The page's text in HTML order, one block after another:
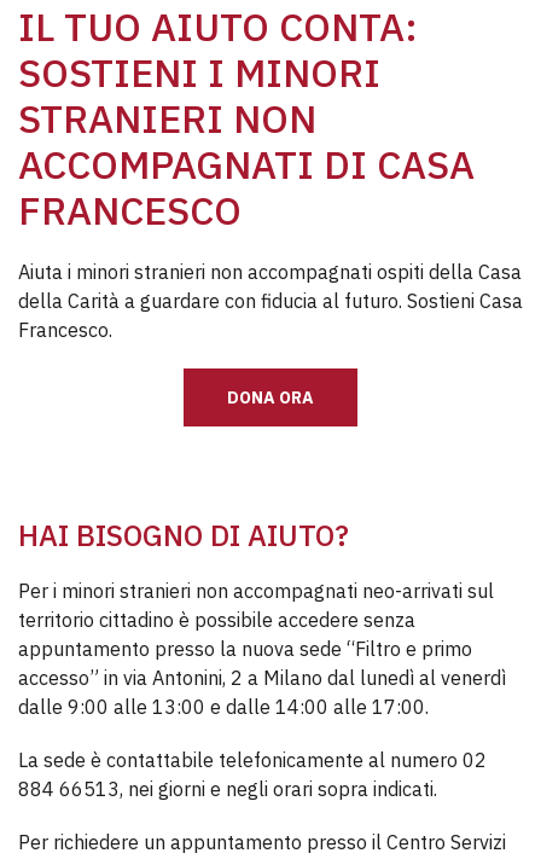
IL TUO AIUTO CONTA:
SOSTIENI I MINORI
STRANIERI NON
ACCOMPAGNATI DI CASA
FRANCESCO
Aiuta i minori stranieri non accompagnati ospiti della Casa
della Carità a guardare con fiducia al futuro. Sostieni Casa
Francesco.
DONA ORA
HAI BISOGNO DI AIUTO?
Per i minori stranieri non accompagnati neo-arrivati sul
territorio cittadino è possibile accedere senza
appuntamento presso la nuova sede “Filtro e primo
accesso” in via Antonini, 2 a Milano dal lunedì al venerdì
dalle 9:00 alle 13:00 e dalle 14:00 alle 17:00.
La sede è contattabile telefonicamente al numero 02
884 66513, nei giorni e negli orari sopra indicati.
Per richiedere un appuntamento presso il Centro Servizi